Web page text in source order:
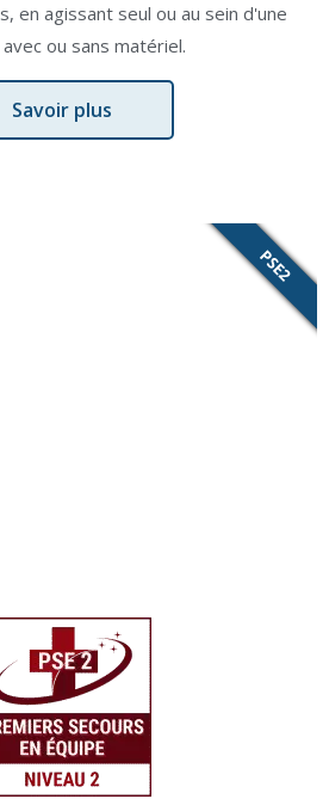
en agissant seul ou au sein d'une
ou sans matériel.
Savoir plus
PSE2